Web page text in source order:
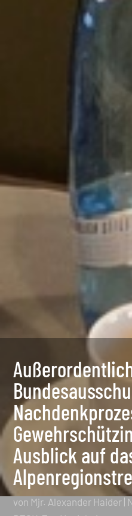
Ausblick auf
von Mjr. Alexander Haider |